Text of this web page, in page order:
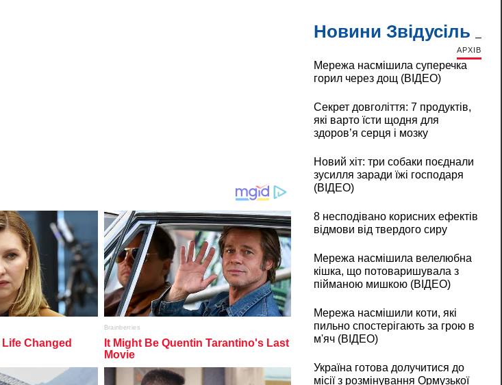
Новини Звідусіль
АРХІВ
Мережа насмішила суперечка
горил через дощ (ВІДЕО)
Секрет довголіття: 7 продуктів,
які варто їсти щодня для
здоров’я серця і мозку
Новий хіт: три собаки поєднали
зусилля заради їжі господаря
(ВІДЕО)
8 несподівано корисних ефектів
відмови від твердого сиру
Мережа насмішила велелюбна
кішка, що потоваришувала з
пійманою мишкою (ВІДЕО)
Мережа насмішили коти, які
пильно спостерігають за грою в
м'яч (ВІДЕО)
Україна готова долучитися до
місії з розмінування Ормузької